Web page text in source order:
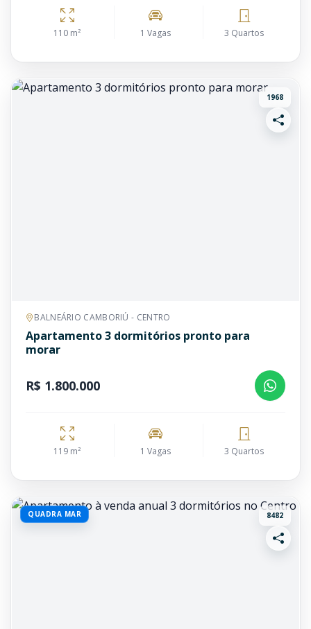
110 m² 1 Vagas 3 Quartos
1968
BALNEÁRIO CAMBORIÚ - CENTRO
Apartamento 3 dormitórios pronto para
morar
R$ 1.800.000
119 m² 1 Vagas 3 Quartos
QUADRA MAR 8482